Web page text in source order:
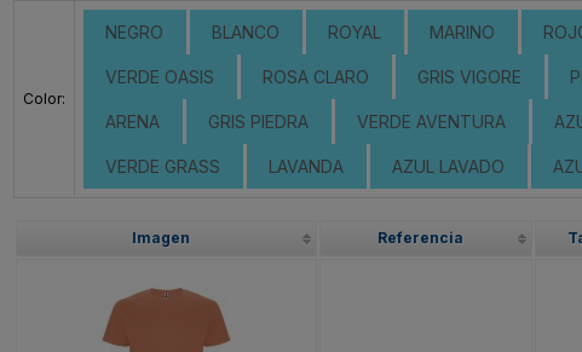
Color:
NEGRO BLANCO ROYAL MARINO
VERDE OASIS ROSA CLARO GRIS VIGORE
ARENA GRIS PIEDRA VERDE AVENTURA
VERDE GRASS LAVANDA AZUL LAVADO
Imagen Referencia